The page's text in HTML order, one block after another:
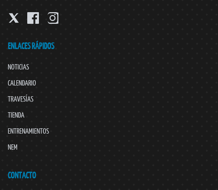
ENLACES RÁPIDOS
NOTICIAS
CALENDARIO
TRAVESÍAS
TIENDA
ENTRENAMIENTOS
NEM
CONTACTO